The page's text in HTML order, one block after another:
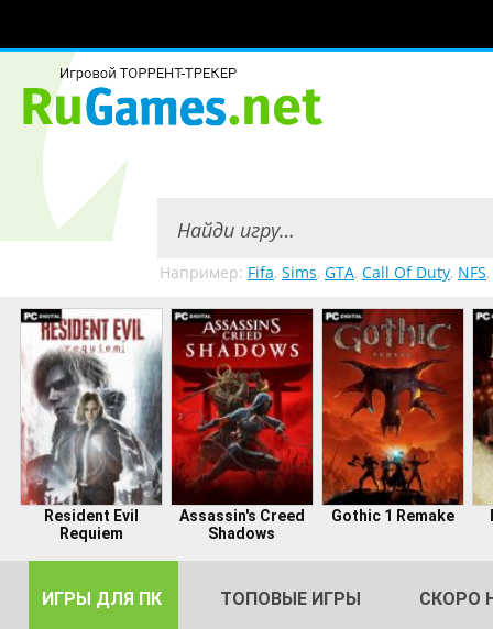
Например: Fifa, Sims, GTA, Call Of Duty, NFS,
Resident Evil
Requiem
Assassin's Creed
Shadows
Gothic 1 Remake
ИГРЫ ДЛЯ ПК ТОПОВЫЕ ИГРЫ СКОРО